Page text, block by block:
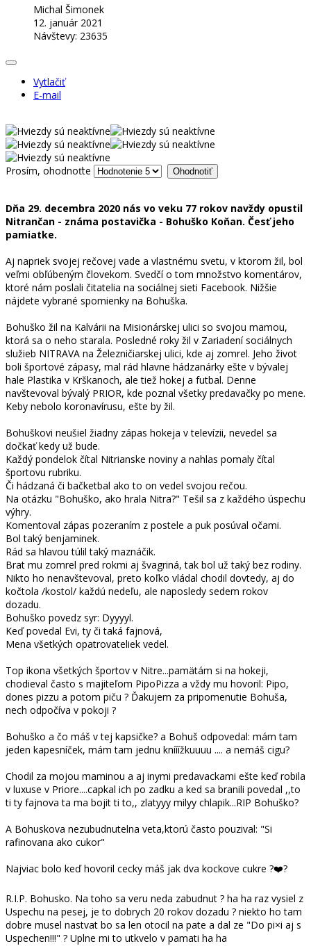
Michal Šimonek
12. január 2021
Návštevy: 23635
Vytlačiť
E-mail
Prosím, ohodnoťte
Dňa 29. decembra 2020 nás vo veku 77 rokov navždy opustil
Nitrančan - známa postavička - Bohuško Koňan. Česť jeho
pamiatke.
Aj napriek svojej rečovej vade a vlastnému svetu, v ktorom žil, bol
veľmi obľúbeným človekom. Svedčí o tom množstvo komentárov,
ktoré nám poslali čitatelia na sociálnej sieti Facebook. Nižšie
nájdete vybrané spomienky na Bohuška.
Bohuško žil na Kalvárii na Misionárskej ulici so svojou mamou,
ktorá sa o neho starala. Posledné roky žil v Zariadení sociálnych
služieb NITRAVA na Železničiarskej ulici, kde aj zomrel. Jeho život
boli športové zápasy, mal rád hlavne hádzanárky ešte v bývalej
hale Plastika v Krškanoch, ale tiež hokej a futbal. Denne
navštevoval bývalý PRIOR, kde poznal všetky predavačky po mene.
Keby nebolo koronavírusu, ešte by žil.
Bohuškovi neušiel žiadny zápas hokeja v televízii, nevedel sa
dočkať kedy už bude.
Každý pondelok čítal Nitrianske noviny a nahlas pomaly čítal
športovu rubriku.
Či hádzaná či bačketbal ako to on vedel svojou rečou.
Na otázku "Bohuško, ako hrala Nitra?" Tešil sa z každého úspechu
výhry.
Komentoval zápas pozeraním z postele a puk posúval očami.
Bol taký benjaminek.
Rád sa hlavou túlil taký maznáčik.
Brat mu zomrel pred rokmi aj švagriná, tak bol už taký bez rodiny.
Nikto ho nenavštevoval, preto koľko vládal chodil dovtedy, aj do
kočtola /kostol/ každú nedeľu, ale naposledy sedem rokov
dozadu.
Bohuško povedz syr: Dyyyyl.
Keď povedal Evi, ty či taká fajnová,
Mena všetkých opatrovateliek vedel.
Top ikona všetkých športov v Nitre...pamätám si na hokeji,
chodieval často s majiteľom PipoPizza a vždy mu hovoril: Pipo,
dones pizzu a potom piču ? Ďakujem za pripomenutie Bohuša,
nech odpočíva v pokoji ?
Bohuško a čo máš v tej kapsičke? a Bohuš odpovedal: mám tam
jeden kapesníček, mám tam jednu knííížkuuuu .... a nemáš cigu?
Chodil za mojou maminou a aj inymi predavackami ešte keď robila
v luxuse v Priore....capkal ich po zadku a ked sa branili povedal ,,to
ti ty fajnova ta ma bojit ti to,, zlatyyy milyy chlapik...RIP Bohuško?
A Bohuskova nezubudnutelna veta,ktorú často pouzival: "Si
rafinovana ako cukor"
Najviac bolo keď hovoril cecky máš jak dva kockove cukre ?❤️?
R.I.P. Bohusko. Na toho sa veru neda zabudnut ? ha ha raz vysiel z
Uspechu na pesej, je to dobrych 20 rokov dozadu ? niekto ho tam
dobre musel nastvat bo sa len otocil na pate a dal ze "Do pi×i aj s
Uspechen!!!" ? Uplne mi to utkvelo v pamati ha ha